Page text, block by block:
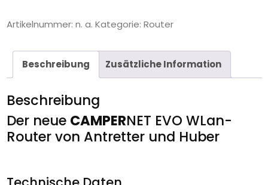
Artikelnummer: n. a. Kategorie: Router
Beschreibung Zusätzliche Information
Beschreibung
Der neue CAMPERNET EVO WLan-
Router von Antretter und Huber